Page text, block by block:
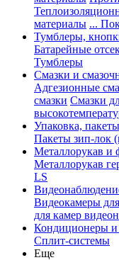
материалы ...
Тумблеры,
Батарейные
Тумблеры
Смазки и
Адгезионные
смазки Смазки
Упаковка,
Пакеты зип-лок
Металлорукав и
Металлорукав
LS
Видеокамеры
для камер
Кондиционеры и
Сплит-системы
Еще